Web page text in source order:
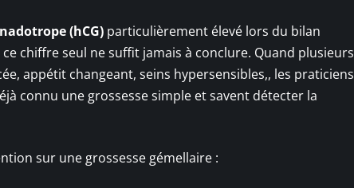
(hCG) particulièrement élevé lors du bilan
chiffre seul ne suffit jamais à conclure. Quand plusieurs
appétit changeant, seins hypersensibles,, les praticiens
connu une grossesse simple et savent détecter la
sur une grossesse gémellaire :